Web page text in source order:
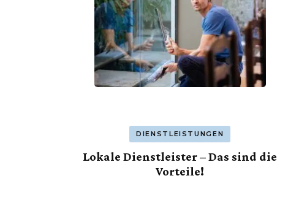
DIENSTLEISTUNGEN
Lokale Dienstleister – Das sind die
Vorteile!